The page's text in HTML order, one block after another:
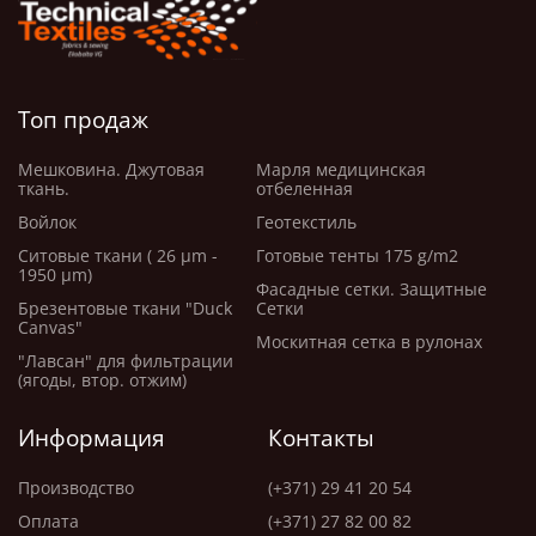
Виды применения:Для тентов, прозрачных палаток
морского транспорта. Для теплиц. Для террас
ресторанов и кафе. Для ленточных завесов и
перегородок промышленного назначения: на складах,
в холодильных камерах и чистых помещениях. Для
гольф-каров, автомобилей повышенной
проходимости и т.п.
Преимущества: Гибкий, не затвердевает на морозе.
Устойчив к разрывам и растрескиванию.
Прозрачный, обеспечивает хорошую видимость и
Легко очищается водой и неагрессивными
чистящими средствами. Можно обрезать под нужный
размер, легко подгонять и наращивать. Прост в
установке, лёгкий. Более дешёвый по сравнению со
Топ продаж
Мешковина. Джутовая
ткань.
Войлок
Ситовые ткани ( 26 μm -
1950 μm)
Брезентовые ткани "Duck
Canvas"
"Лавсан" для фильтрации
(ягоды, втор. отжим)
Марля медицинская
отбеленная
Геотекстиль
Готовые тенты 175 g/m2
Фасадные сетки. Защитные
Сетки
Москитная сетка в рулонах
Информация
Производство
Оплата
Контакты
(+371) 29 41 20 54
(+371) 27 82 00 82